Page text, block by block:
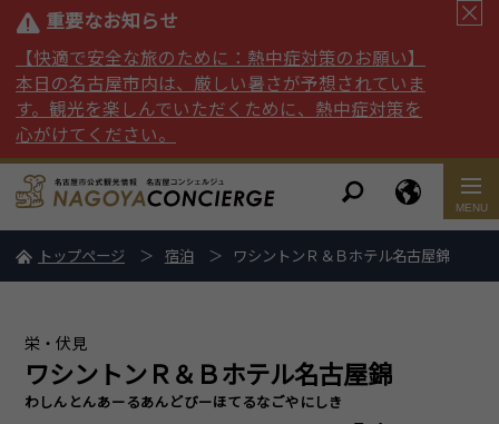
重要なお知らせ
【快適で安全な旅のために：熱中症対策のお願い】
本日の名古屋市内は、厳しい暑さが予想されていま
す。観光を楽しんでいただくために、熱中症対策を
心がけてください。
トップページ 宿泊 ワシントンＲ＆Ｂホテル名古屋錦
栄・伏見
ワシントンＲ＆Ｂホテル名古屋錦
わしんとんあーるあんどびーほてるなごやにしき